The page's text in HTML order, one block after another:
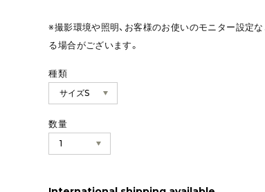
※撮影環境や照明、お客様のお使いのモニター設定
る場合がございます。
種類
数量